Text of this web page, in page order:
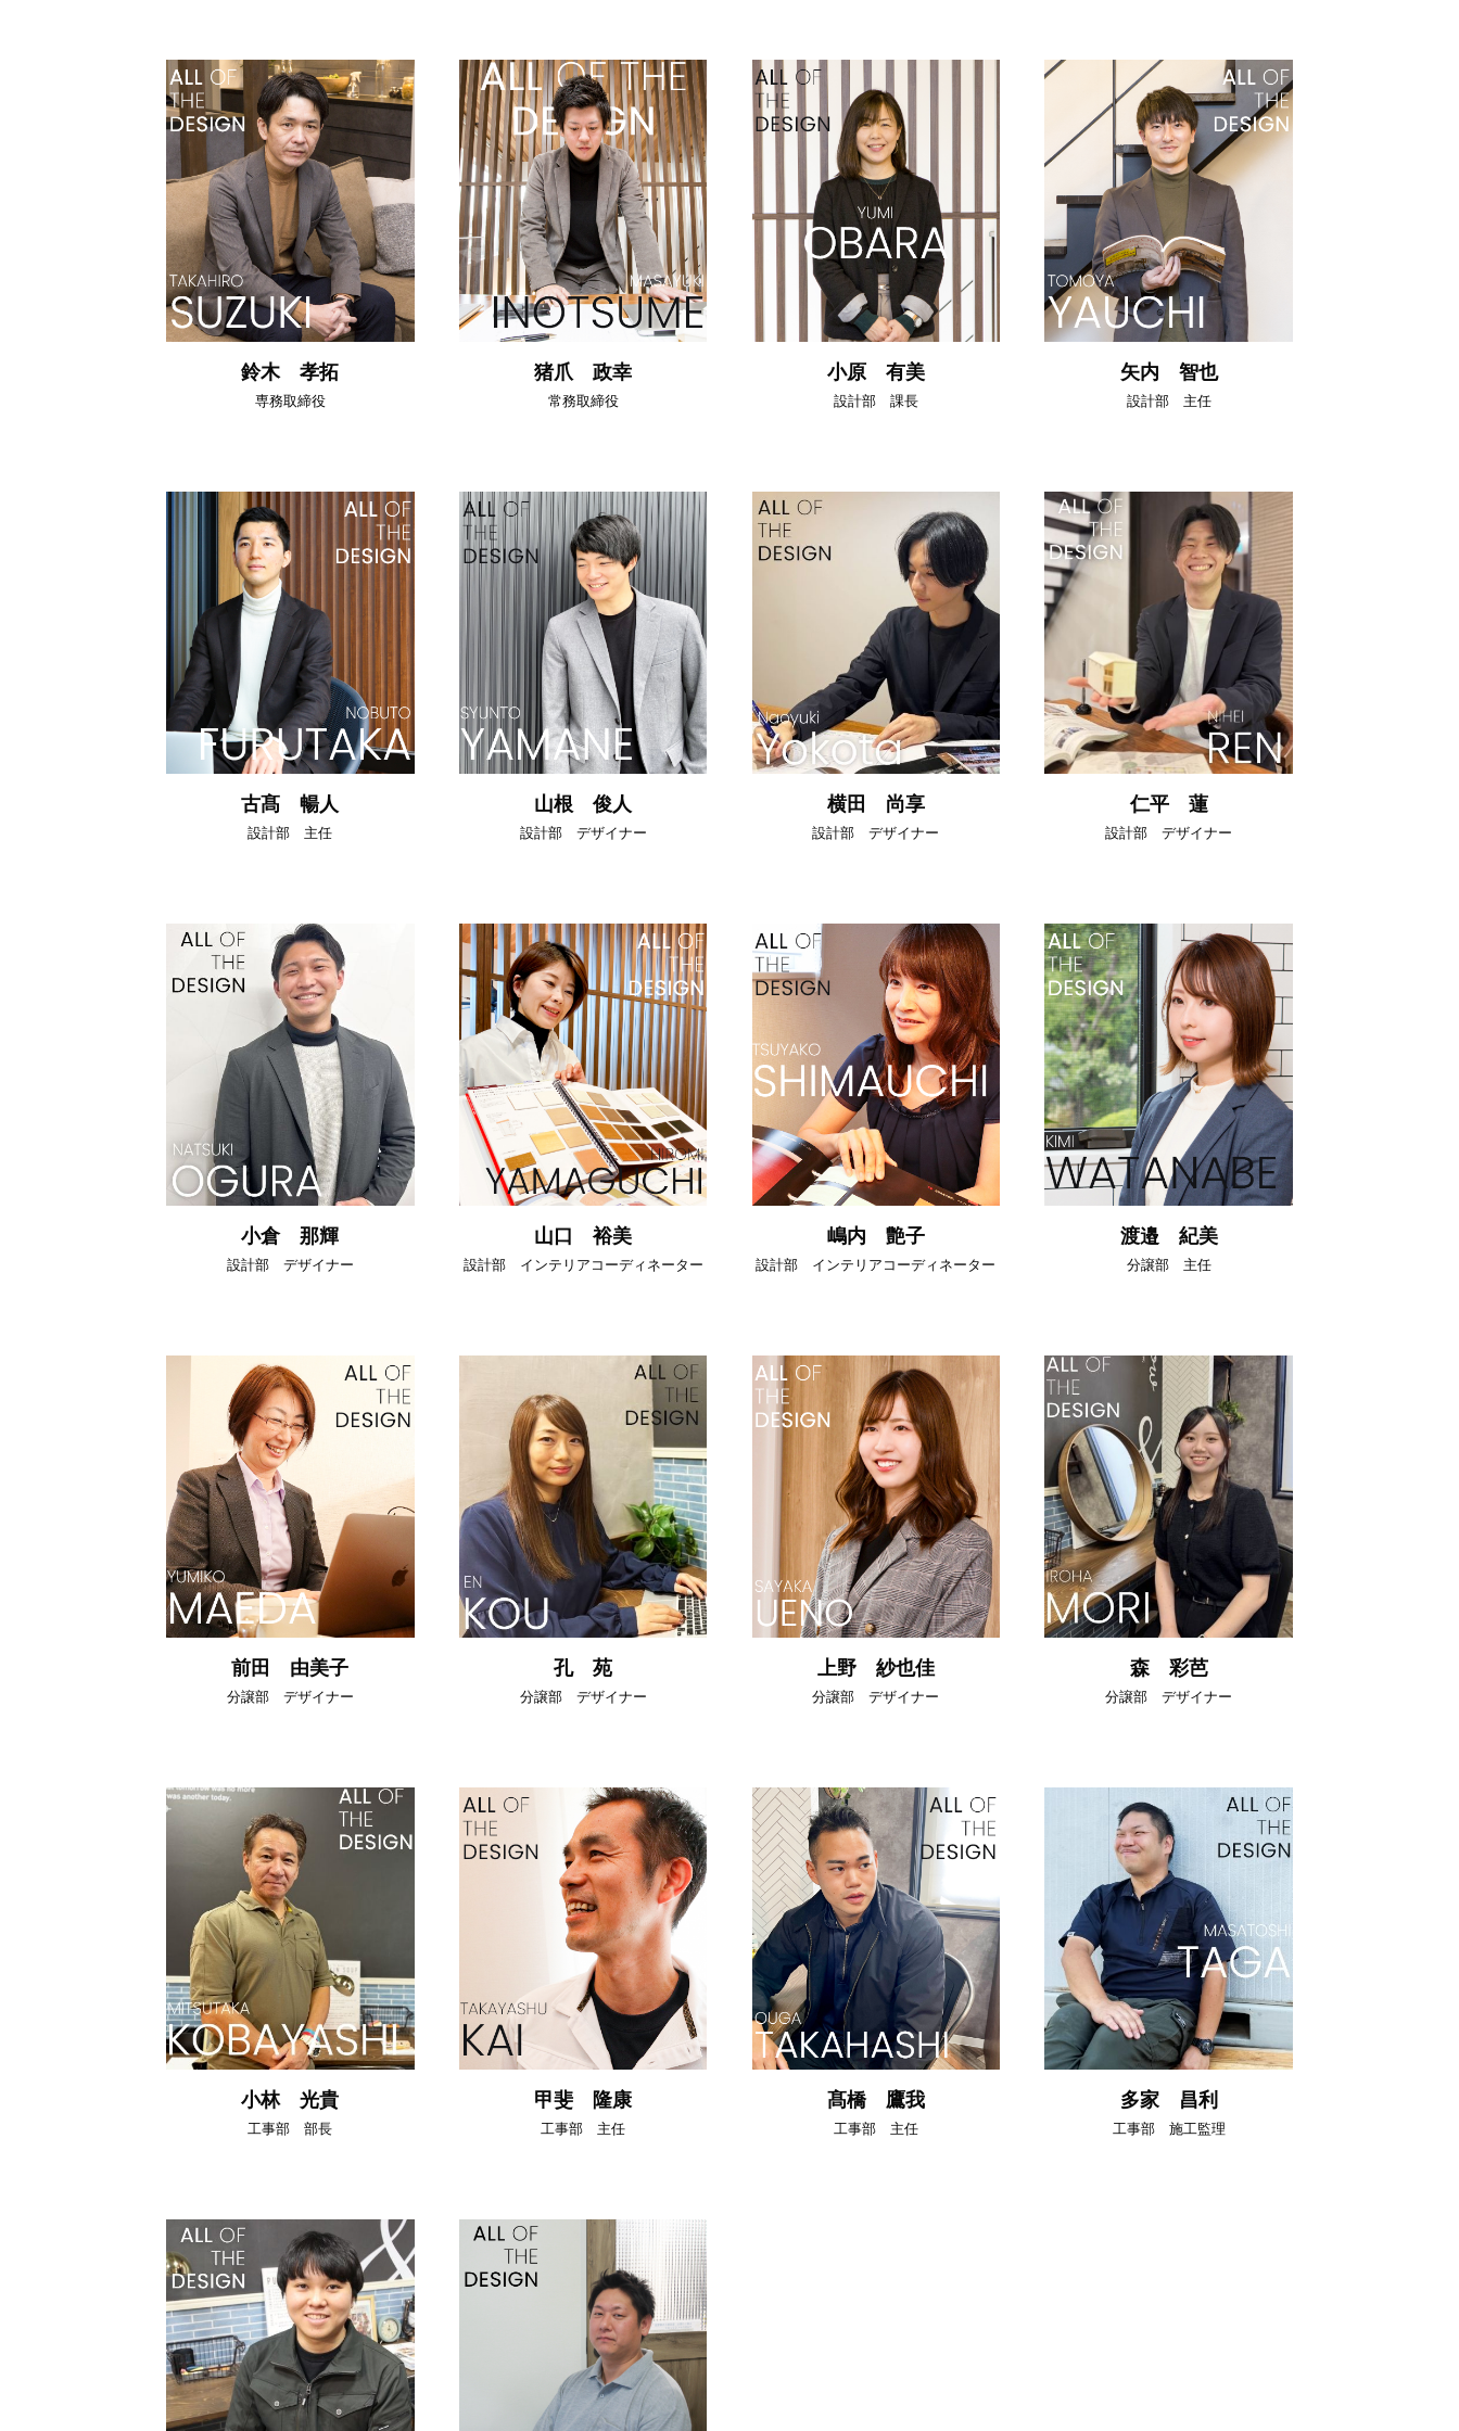
鈴木 孝拓
専務取締役
猪爪 政幸
常務取締役
小原 有美
設計部 課長
矢内 智也
設計部 主任
古髙 暢人
設計部 主任
山根 俊人
設計部 デザイナー
横田 尚享
設計部 デザイナー
仁平 蓮
設計部 デザイナー
小倉 那輝
設計部 デザイナー
山口 裕美
設計部 インテリアコーディネーター
嶋内 艶子
設計部 インテリアコーディネーター
渡邉 紀美
分譲部 主任
前田 由美子
分譲部 デザイナー
孔 苑
分譲部 デザイナー
上野 紗也佳
分譲部 デザイナー
森 彩芭
分譲部 デザイナー
小林 光貴
工事部 部長
甲斐 隆康
工事部 主任
髙橋 鷹我
工事部 主任
多家 昌利
工事部 施工監理